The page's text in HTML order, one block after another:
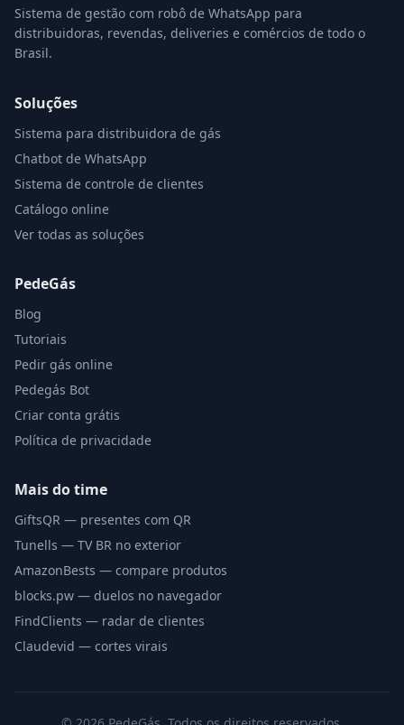
Sistema de gestão com robô de WhatsApp para
distribuidoras, revendas, deliveries e comércios de todo o
Brasil.
Soluções
Sistema para distribuidora de gás
Chatbot de WhatsApp
Sistema de controle de clientes
Catálogo online
Ver todas as soluções
PedeGás
Blog
Tutoriais
Pedir gás online
Pedegás Bot
Criar conta grátis
Política de privacidade
Mais do time
GiftsQR — presentes com QR
Tunells — TV BR no exterior
AmazonBests — compare produtos
blocks.pw — duelos no navegador
FindClients — radar de clientes
Claudevid — cortes virais